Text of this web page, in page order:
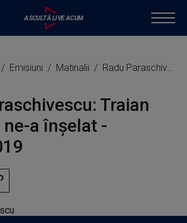
Emisiuni Matinalii Radu Paraschivescu: Traian Băsescu ne-a înșelat
Traian
ne-a înșelat -